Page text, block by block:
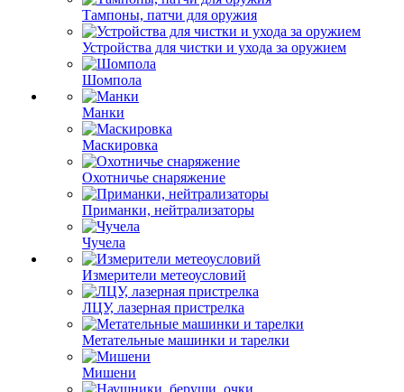
Тампоны, патчи для оружия
Устройства для чистки и ухода за оружием
Шомпола
Манки
Маскировка
Охотничье снаряжение
Приманки, нейтрализаторы
Чучела
Измерители метеоусловий
ЛЦУ, лазерная пристрелка
Метательные машинки и тарелки
Мишени